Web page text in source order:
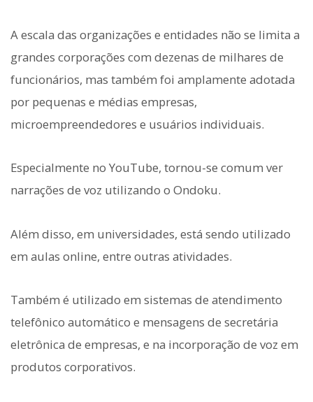
A escala das organizações e entidades não se limita a
grandes corporações com dezenas de milhares de
funcionários, mas também foi amplamente adotada
por pequenas e médias empresas,
microempreendedores e usuários individuais.
Especialmente no YouTube, tornou-se comum ver
narrações de voz utilizando o Ondoku.
Além disso, em universidades, está sendo utilizado
em aulas online, entre outras atividades.
Também é utilizado em sistemas de atendimento
telefônico automático e mensagens de secretária
eletrônica de empresas, e na incorporação de voz em
produtos corporativos.